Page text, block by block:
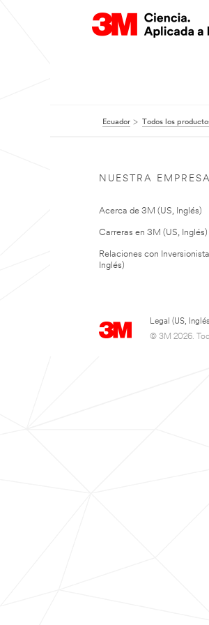
Ecuador Todos los
NUESTRA EMPRESA
Acerca de 3M (US, Inglés)
Carreras en 3M (US, Inglés)
Relaciones con
Inglés)
Legal (US,
© 3M 2026.